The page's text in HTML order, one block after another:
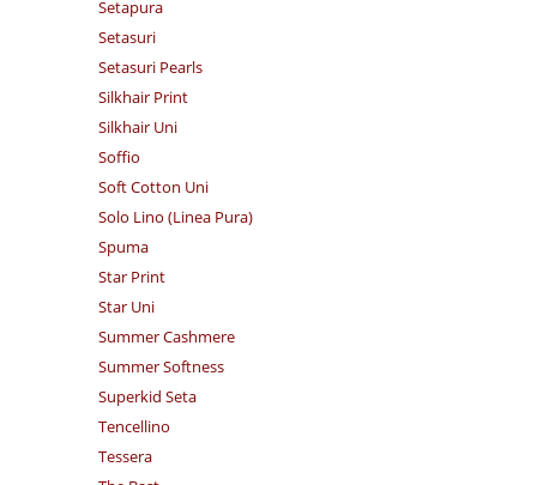
Setapura
Setasuri
Setasuri Pearls
Silkhair Print
Silkhair Uni
Soffio
Soft Cotton Uni
Solo Lino (Linea Pura)
Spuma
Star Print
Star Uni
Summer Cashmere
Summer Softness
Superkid Seta
Tencellino
Tessera